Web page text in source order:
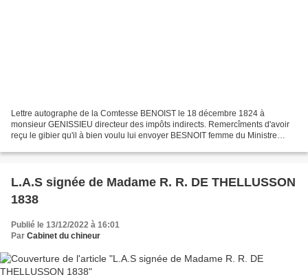
Lettre autographe de la Comtesse BENOIST le 18 décembre 1824 à
monsieur GENISSIEU directeur des impôts indirects. Remercîments d'avoir
reçu le gibier qu'il à bien voulu lui envoyer BESNOIT femme du Ministre
L.A.S signée de Madame R. R. DE THELLUSSON
1838
Publié le 13/12/2022 à 16:01
Par Cabinet du chineur